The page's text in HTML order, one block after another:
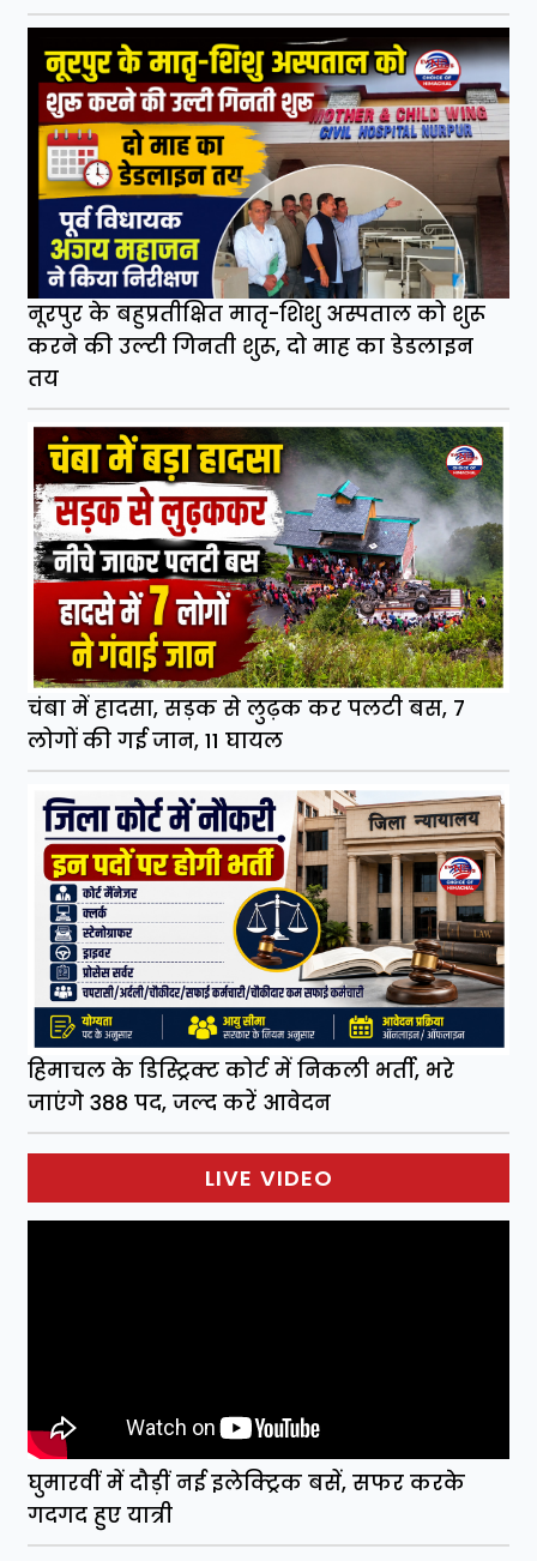
नूरपुर के बहुप्रतीक्षित मातृ-शिशु अस्पताल को शुरू
करने की उल्टी गिनती शुरू, दो माह का डेडलाइन
तय
चंबा में हादसा, सड़क से लुढ़क कर पलटी बस, 7
लोगों की गई जान, 11 घायल
हिमाचल के डिस्ट्रिक्ट कोर्ट में निकली भर्ती, भरे
जाएंगे 388 पद, जल्द करें आवेदन
LIVE VIDEO
घुमारवीं में दौड़ीं नई इलेक्ट्रिक बसें, सफर करके
गदगद हुए यात्री